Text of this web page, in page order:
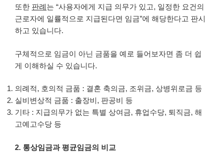
또한 판례는 “사용자에게 지급 의무가 있고, 일정한 요건의
근로자에 일률적으로 지급된다면 임금”에 해당한다고 판시
하고 있습니다.
구체적으로 임금이 아닌 금품을 예로 들어보자면 좀 더 쉽
게 이해하실 수 있습니다.
의례적, 호의적 금품 : 결혼 축의금, 조위금, 상병위로금 등
실비변상적 금품 : 출장비, 판공비 등
기타 : 지급의무가 없는 특별 상여금, 휴업수당, 퇴직금, 해
고예고수당 등
2. 통상임금과 평균임금의 비교